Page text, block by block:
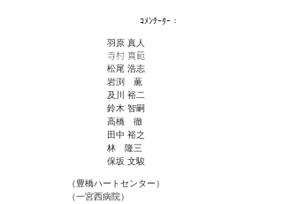
​ｺﾒﾝﾃｰﾀｰ：
羽原 真人
寺村 真範
松尾 浩志
岩渕 薫
及川 裕二
鈴木 智嗣
高橋 徹
田中 裕之
林 隆三
保坂 文駿
（豊橋ハートセンター）
（一宮西病院）